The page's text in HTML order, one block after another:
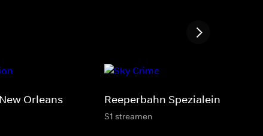
Orleans Reeperbahn Spezialeinheit
S1 streamen